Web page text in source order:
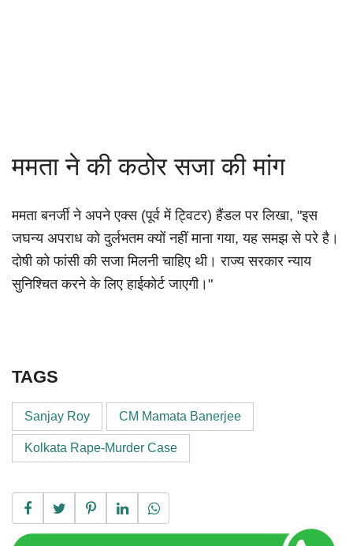
ममता ने की कठोर सजा की मांग
ममता बनर्जी ने अपने एक्स (पूर्व में ट्विटर) हैंडल पर लिखा, "इस
जघन्य अपराध को दुर्लभतम क्यों नहीं माना गया, यह समझ से परे है।
दोषी को फांसी की सजा मिलनी चाहिए थी। राज्य सरकार न्याय
सुनिश्चित करने के लिए हाईकोर्ट जाएगी।"
TAGS
Sanjay Roy CM Mamata Banerjee
Kolkata Rape-Murder Case